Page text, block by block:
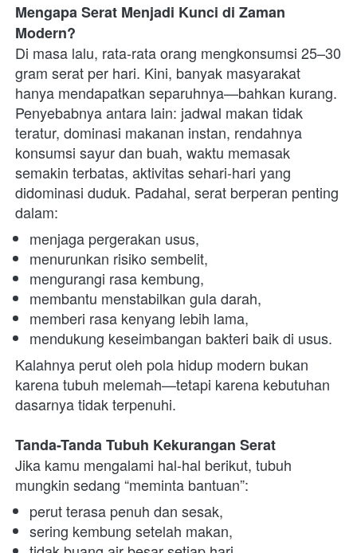
Mengapa Serat Menjadi Kunci di Zaman
Modern?
Di masa lalu, rata-rata orang mengkonsumsi 25–30
gram serat per hari. Kini, banyak masyarakat
hanya mendapatkan separuhnya—bahkan kurang.
Penyebabnya antara lain: jadwal makan tidak
teratur, dominasi makanan instan, rendahnya
konsumsi sayur dan buah, waktu memasak
semakin terbatas, aktivitas sehari-hari yang
didominasi duduk. Padahal, serat berperan penting
dalam:
menjaga pergerakan usus,
menurunkan risiko sembelit,
mengurangi rasa kembung,
membantu menstabilkan gula darah,
memberi rasa kenyang lebih lama,
mendukung keseimbangan bakteri baik di usus.
Kalahnya perut oleh pola hidup modern bukan
karena tubuh melemah—tetapi karena kebutuhan
dasarnya tidak terpenuhi.
Tanda-Tanda Tubuh Kekurangan Serat
Jika kamu mengalami hal-hal berikut, tubuh
mungkin sedang “meminta bantuan”:
perut terasa penuh dan sesak,
sering kembung setelah makan,